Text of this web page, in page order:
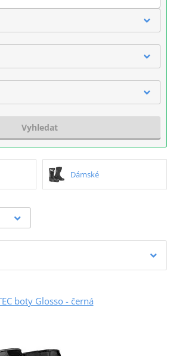
Vyhledat
Dámské
boty Glosso - černá